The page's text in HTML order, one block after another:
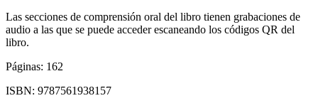
Las secciones de comprensión oral del libro tienen grabaciones de
audio a las que se puede acceder escaneando los códigos QR del
libro.
Páginas: 162
ISBN: 9787561938157